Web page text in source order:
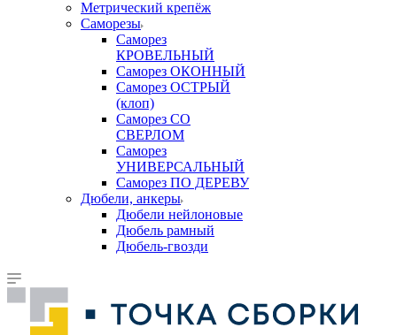
Метрический крепёж
Саморезы
Саморез
КРОВЕЛЬНЫЙ
Саморез ОКОННЫЙ
Саморез ОСТРЫЙ
(клоп)
Саморез СО
СВЕРЛОМ
Саморез
УНИВЕРСАЛЬНЫЙ
Саморез ПО ДЕРЕВУ
Дюбели, анкеры
Дюбели нейлоновые
Дюбель рамный
Дюбель-гвозди